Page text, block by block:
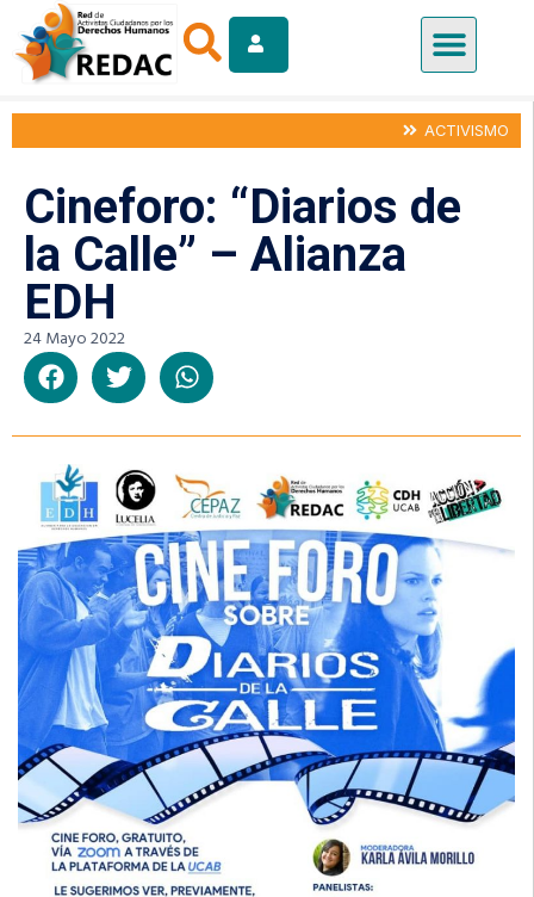
ACTIVISMO
Cineforo: “Diarios de
la Calle” – Alianza
EDH
24 Mayo 2022